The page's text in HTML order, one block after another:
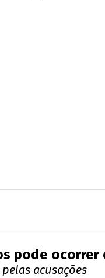
pode ocorrer
acusações